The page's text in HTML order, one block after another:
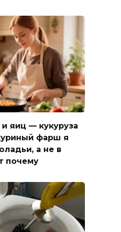
яиц — кукуруза
фарш я
а не в
почему